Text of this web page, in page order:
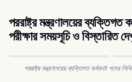
পররাষ্ট্র মন্ত্রণালয়ের ব্যক্তিগত
পরীক্ষার সময়সূচি ও বিস্তারিত
পররাষ্ট্র মন্ত্রণালয়ের ব্যক্তিগত কর্মকর্তা পদের